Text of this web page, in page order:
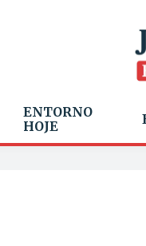
ENTORNO
HOJE